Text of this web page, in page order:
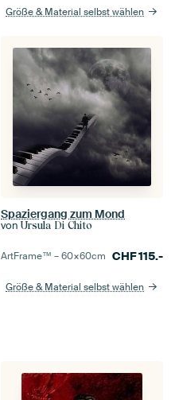
Größe & Material selbst wählen
Spaziergang zum Mond
von Ursula Di Chito
ArtFrame™ –60×60cm CHF115.-
Größe & Material selbst wählen